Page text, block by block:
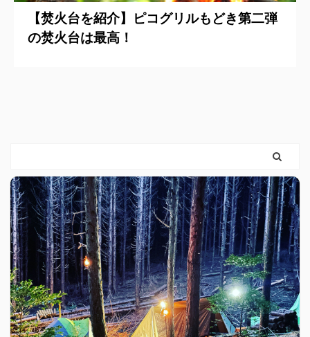
【焚火台を紹介】ピコグリルもどき第二弾
の焚火台は最高！